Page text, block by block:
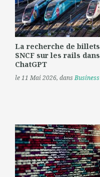
La recherche de billets
SNCF sur les rails dans
ChatGPT
le 11 Mai 2026, dansBusiness